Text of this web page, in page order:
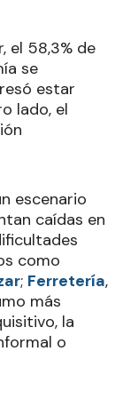
el 58,3% de
se
estar
lado, el
escenario
caídas en
como
; Ferretería,
más
la
o